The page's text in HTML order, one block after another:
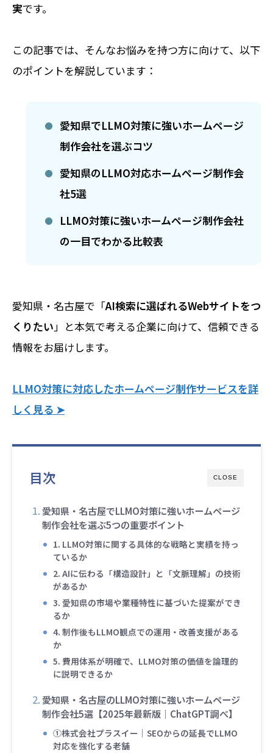
実です。
この記事では、そんなお悩みを持つ方に向けて、以下
のポイントを解説しています：
愛知県でLLMO対策に強いホームページ
制作会社を選ぶコツ
愛知県のLLMO対応ホームページ制作会
社5選
LLMO対策に強いホームページ制作会社
の一目でわかる比較表
愛知県・名古屋で「AI検索に選ばれるWebサイトをつ
くりたい」と本気で考える企業に向けて、信頼できる
情報をお届けします。
LLMO対策に対応したホームページ制作サービスを詳
しく見る ➤
CLOSE
目次
愛知県・名古屋でLLMO対策に強いホームページ
制作会社を選ぶ5つの重要ポイント
1. LLMO対策に関する具体的な戦略と実績を持っ
ているか
2. AIに伝わる「構造設計」と「文脈理解」の技術
があるか
3. 愛知県の市場や業種特性に基づいた提案ができ
るか
4. 制作後もLLMO観点での運用・改善支援がある
か
5. 費用体系が明確で、LLMO対策の価値を論理的
に説明できるか
愛知県・名古屋のLLMO対策に強いホームページ
制作会社5選【2025年最新版｜ChatGPT調べ】
➀株式会社プラスイー｜SEOからの延長でLLMO
対応を強化する老舗